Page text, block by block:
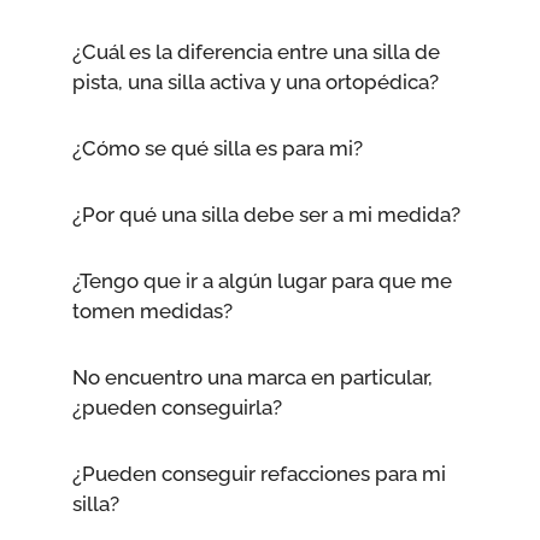
¿Cuál es la diferencia entre una silla de
pista, una silla activa y una ortopédica?
¿Cómo se qué silla es para mi?
¿Por qué una silla debe ser a mi medida?
¿Tengo que ir a algún lugar para que me
tomen medidas?
No encuentro una marca en particular,
¿pueden conseguirla?
¿Pueden conseguir refacciones para mi
silla?